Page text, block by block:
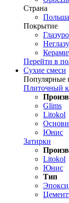
Страна
Польша
Покрытие
Перейти в
Сухие смеси
Популярные
Плиточный
Glims
Litokol
Юнис
Затирки
Litokol
Юнис
Тип